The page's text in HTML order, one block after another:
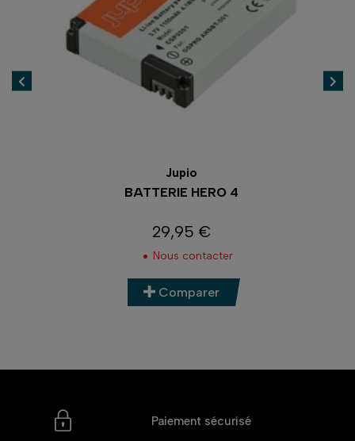
Jupio
BATTERIE HERO 4
Prix
29,95 €
Nous contacter
Comparer
Paiement sécurisé